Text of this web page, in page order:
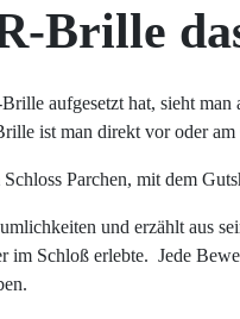
Brille
aufgesetzt hat, sieht
ist man direkt vor oder am
Parchen, mit dem
und erzählt aus
im Schloß erlebte. Jede